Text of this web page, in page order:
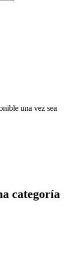
una vez sea
categoría